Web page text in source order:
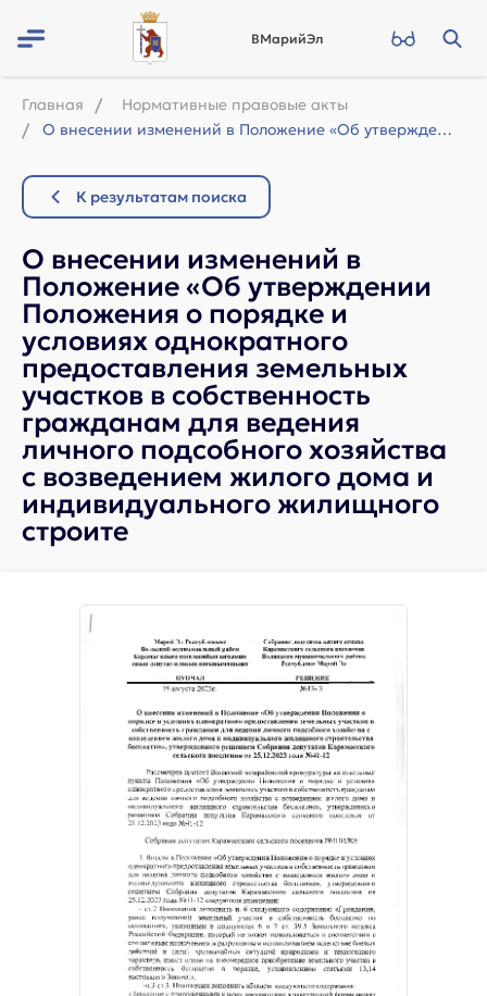
ВМарийЭл
Главная
Нормативные правовые акты
О внесении изменений в Положение «Об утверждении Положения о порядке и условиях ...
К результатам поиска
О внесении изменений в
Положение «Об утверждении
Положения о порядке и
условиях однократного
предоставления земельных
участков в собственность
гражданам для ведения
личного подсобного хозяйства
с возведением жилого дома и
индивидуального жилищного
строите